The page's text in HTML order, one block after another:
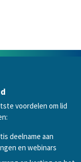
voordelen om lid
deelname aan
en webinars